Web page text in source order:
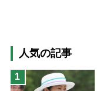
猫が母になつきま
息子の遠距離介護
人気の記事
1